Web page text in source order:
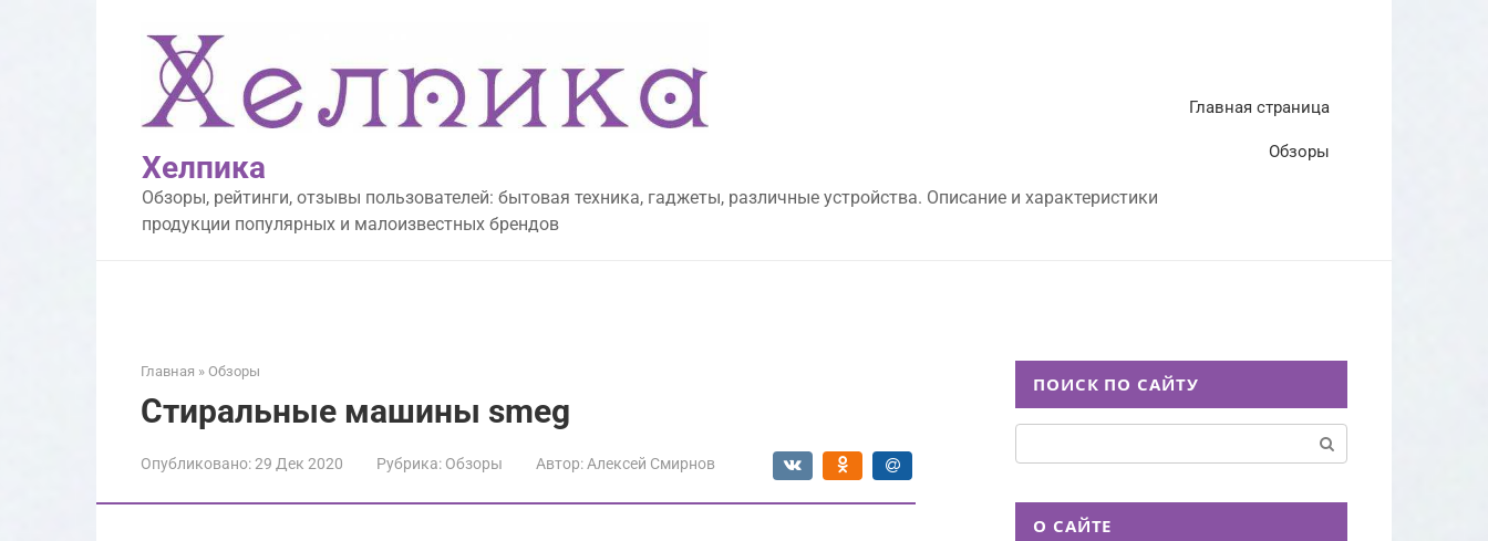
Хелпика
Обзоры, рейтинги, отзывы пользователей: бытовая техника, гаджеты, различные устройства. Описание и характеристики
продукции популярных и малоизвестных брендов
Главная страница
Обзоры
Главная » Обзоры
Стиральные машины smeg
Опубликовано:29 Дек 2020 Рубрика: Обзоры Автор: Алексей Смирнов
ПОИСК ПО САЙТУ
О САЙТЕ